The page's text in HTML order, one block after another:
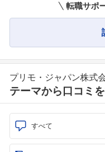
転職サポ
プリモ・ジャパン株式
テーマから口コミ
すべて